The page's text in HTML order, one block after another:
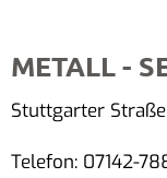
METALL -
Stuttgarter
Telefon: 07142-